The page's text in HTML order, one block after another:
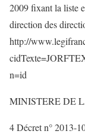
2009 fixant la liste
direction des
http://
n=id
MINISTERE DE
4 Décret n° 2013-